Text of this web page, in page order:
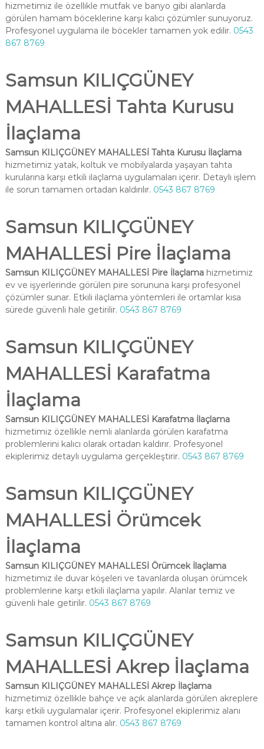
hizmetimiz ile özellikle mutfak ve banyo gibi alanlarda
görülen hamam böceklerine karşı kalıcı çözümler sunuyoruz.
Profesyonel uygulama ile böcekler tamamen yok edilir. 0543
867 8769
Samsun KILIÇGÜNEY
MAHALLESİ Tahta Kurusu
İlaçlama
Samsun KILIÇGÜNEY MAHALLESİ Tahta Kurusu İlaçlama
hizmetimiz yatak, koltuk ve mobilyalarda yaşayan tahta
kurularına karşı etkili ilaçlama uygulamaları içerir. Detaylı işlem
ile sorun tamamen ortadan kaldırılır. 0543 867 8769
Samsun KILIÇGÜNEY
MAHALLESİ Pire İlaçlama
Samsun KILIÇGÜNEY MAHALLESİ Pire İlaçlamahizmetimiz
ev ve işyerlerinde görülen pire sorununa karşı profesyonel
çözümler sunar. Etkili ilaçlama yöntemleri ile ortamlar kısa
sürede güvenli hale getirilir. 0543 867 8769
Samsun KILIÇGÜNEY
MAHALLESİ Karafatma
İlaçlama
Samsun KILIÇGÜNEY MAHALLESİ Karafatma İlaçlama
hizmetimiz özellikle nemli alanlarda görülen karafatma
problemlerini kalıcı olarak ortadan kaldırır. Profesyonel
ekiplerimiz detaylı uygulama gerçekleştirir. 0543 867 8769
Samsun KILIÇGÜNEY
MAHALLESİ Örümcek
İlaçlama
Samsun KILIÇGÜNEY MAHALLESİ Örümcek İlaçlama
hizmetimiz ile duvar köşeleri ve tavanlarda oluşan örümcek
problemlerine karşı etkili ilaçlama yapılır. Alanlar temiz ve
güvenli hale getirilir. 0543 867 8769
Samsun KILIÇGÜNEY
MAHALLESİ Akrep İlaçlama
Samsun KILIÇGÜNEY MAHALLESİ Akrep İlaçlama
hizmetimiz özellikle bahçe ve açık alanlarda görülen akreplere
karşı etkili uygulamalar içerir. Profesyonel ekiplerimiz alanı
tamamen kontrol altına alır. 0543 867 8769